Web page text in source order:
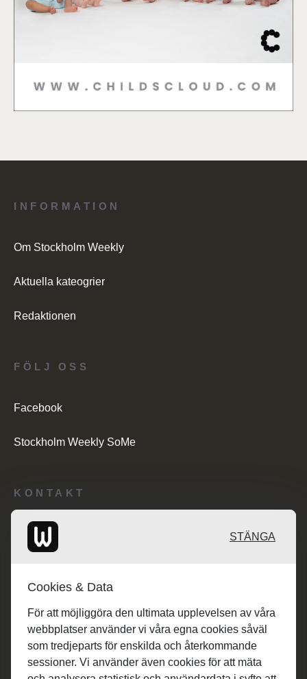
INFORMATION
Om Stockholm Weekly
Aktuella kateogrier
Redaktionen
KONTAKT
Redaktionen: desk@maratongroup.com
FÖLJ OSS
Facebook
Stockholm Weekly SoMe
STÄNGA
Cookies & Data
För att möjliggöra den ultimata upplevelsen av våra
webbplatser använder vi våra egna cookies såväl
som tredjeparts för enskilda och återkommande
sessioner. Vi använder även cookies för att mäta